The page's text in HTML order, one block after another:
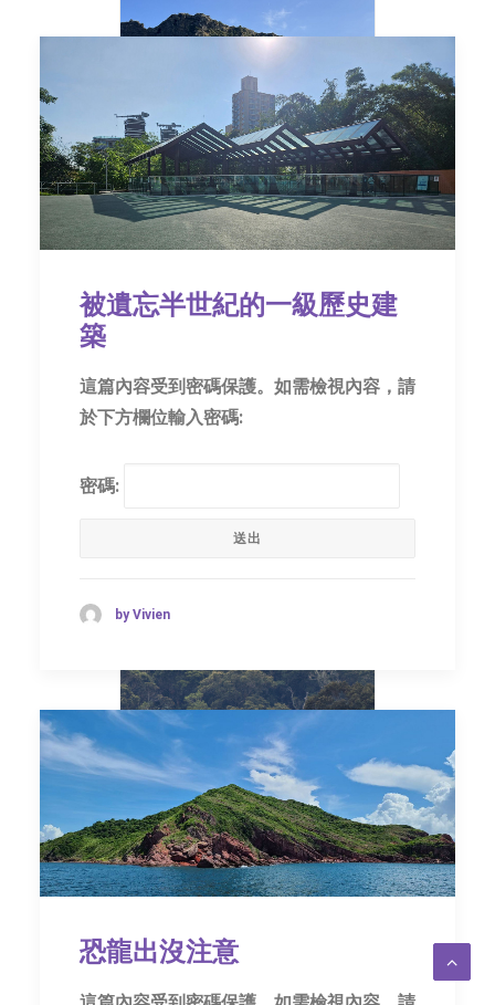
世界地質公園之旅 –
濟洲
2026 年 5 月 22 日
地捫是菲律賓生態旅
博物特寫
2026 年 5 月 14 日
被遺忘半世紀的一級歷史建
築
這篇內容受到密碼保護。如需檢視內容，請
於下方欄位輸入密碼:
密碼:
by Vivien
恐龍出沒注意